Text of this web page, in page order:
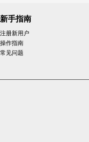
新手指南
注册新用户
操作指南
常见问题